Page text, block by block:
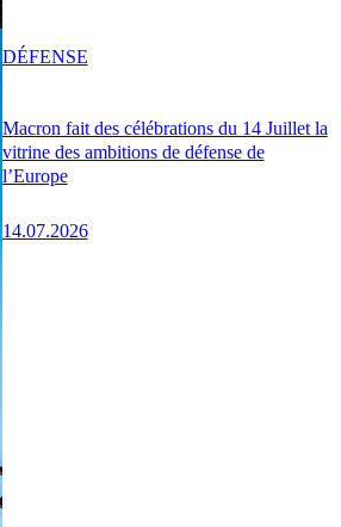
Macron fait des célébrations du 14 Juillet la
vitrine des ambitions de défense de
l’Europe
14.07.2026
DÉFENSE